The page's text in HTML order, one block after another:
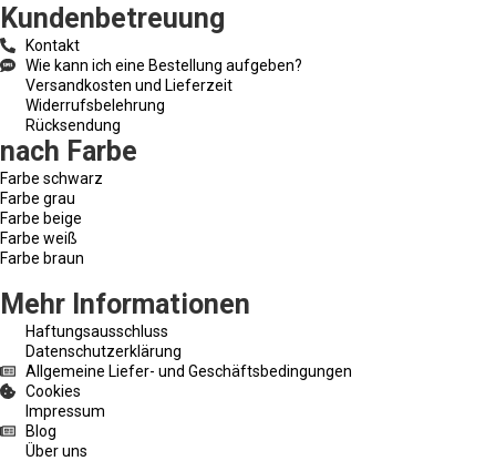
Kundenbetreuung
Kontakt
Wie kann ich eine Bestellung aufgeben?
Versandkosten und Lieferzeit
Widerrufsbelehrung
Rücksendung
nach Farbe
Farbe schwarz
Farbe grau
Farbe beige
Farbe weiß
Farbe braun
Mehr Informationen
Haftungsausschluss
Datenschutzerklärung
Allgemeine Liefer- und Geschäftsbedingungen
Cookies
Impressum
Blog
Über uns